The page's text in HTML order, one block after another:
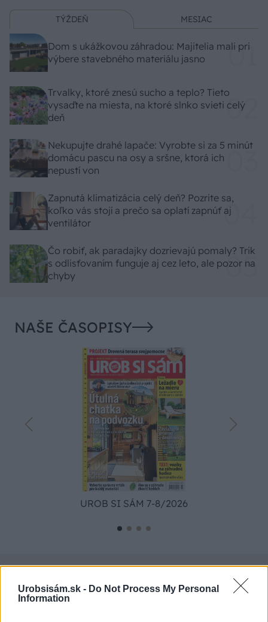
Urobsisám.sk - Do Not Process My Personal
Information
TÝŽDEŇ MESIAC
Dom s ukážkovou záhradou: Majitelia mali pri
výbere stavebného materiálu jasno
Trvalky, ktoré znesú sucho a teplo? Tieto
vysaďte na miesta, na ktoré slnko svieti celý
deň
Nekupujte drahé lapače: Vyrobte si za 5 minút
domácu pascu na osy a sršne, ktorá ich
nepustí von
Zapnutá klimatizácia celý deň? Pozrite sa,
koľko vás stojí a prečo sa oplatí zapnúť aj
ventilátor
Čo robiť, ak paradajky dozrievajú pomaly? Trik
s odlisťovaním funguje aj cez leto, ale pozor na
chyby
NAŠE ČASOPISY
UROB SI SÁM 7-8/2026
KDE SA DISKUTUJE
Akurát ten problém doma riešime na oknách z južnej